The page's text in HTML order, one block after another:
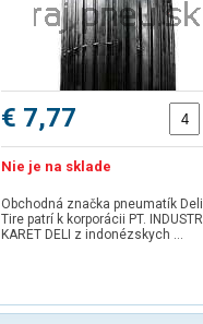
€ 7,77
Nie je na sklade
Obchodná značka pneumatík Deli
Tire patrí k korporácii PT.
KARET DELI z indonézskych …